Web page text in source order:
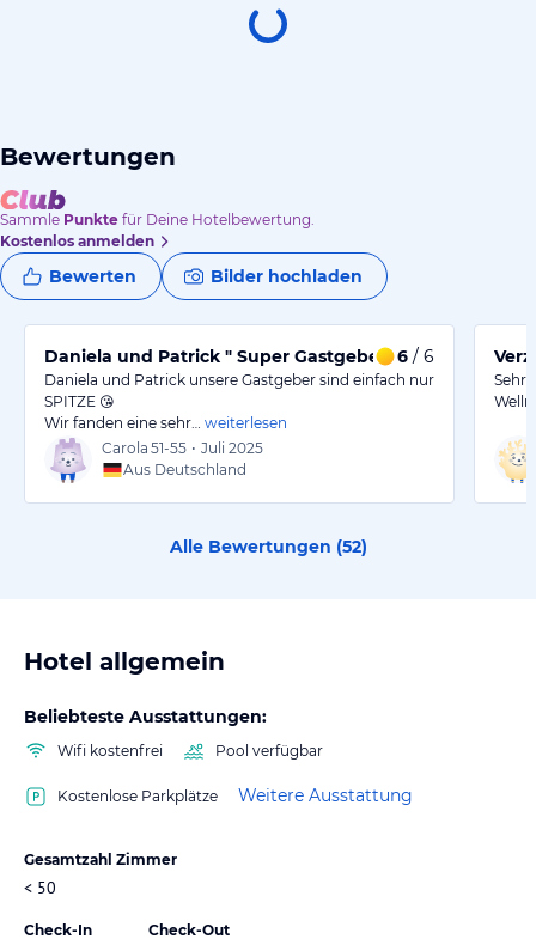
Bewertungen
Sammle Punkte für Deine Hotelbewertung.
Kostenlos anmelden
Bewerten Bilder hochladen
Daniela und Patrick " Super Gastgeber"6 / 6
Daniela und Patrick unsere Gastgeber sind einfach nur
SPITZE 😘
Wir fanden eine sehr…
weiterlesen
Carola 51-55 • Juli 2025
Aus Deutschland
Sehr
Alle Bewertungen (52)
Hotel allgemein
Beliebteste Ausstattungen:
Wifi kostenfrei Pool verfügbar
Kostenlose Parkplätze Weitere Ausstattung
Gesamtzahl Zimmer
< 50
Check-In Check-Out